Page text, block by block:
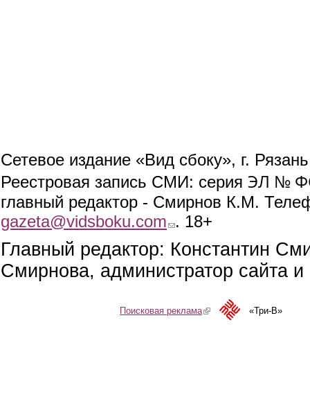
Сетевое издание «Вид сбоку», г.
Реестровая запись СМИ: серия ЭЛ №
главный редактор - Смирнов К.М.
gazeta@vidsboku.com (link sends e-mail)
. 18+
Главный редактор: Константин
Смирнова, администратор сайта
Поисковая реклама(link is external)«Три-В»